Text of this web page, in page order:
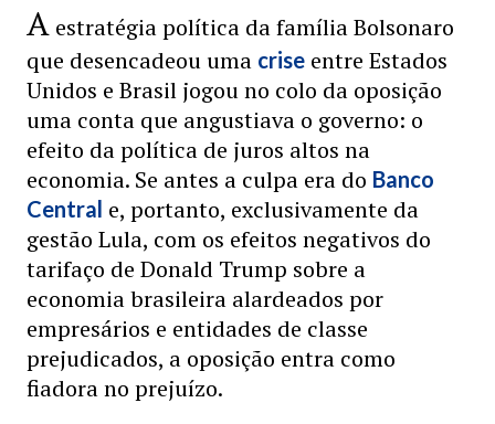
A estratégia política da família Bolsonaro
que desencadeou uma crise entre Estados
Unidos e Brasil jogou no colo da oposição
uma conta que angustiava o governo: o
efeito da política de juros altos na
economia. Se antes a culpa era do Banco
Central e, portanto, exclusivamente da
gestão Lula, com os efeitos negativos do
tarifaço de Donald Trump sobre a
economia brasileira alardeados por
empresários e entidades de classe
prejudicados, a oposição entra como
fiadora no prejuízo.